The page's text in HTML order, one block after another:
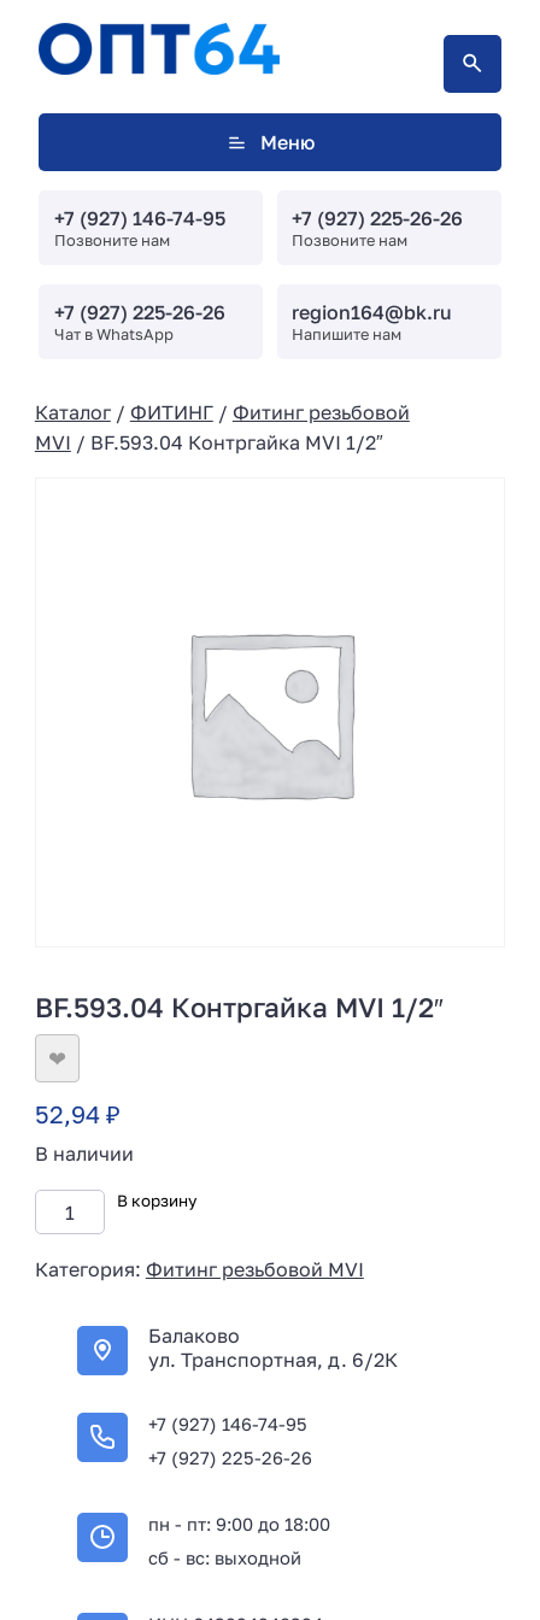
Меню
+7 (927) 146-74-95
Позвоните нам
+7 (927) 225-26-26
Позвоните нам
+7 (927) 225-26-26
Чат в WhatsApp
region164@bk.ru
Напишите нам
Каталог/ ФИТИНГ/ Фитинг резьбовой
MVI / BF.593.04 Контргайка MVI 1/2″
BF.593.04 Контргайка MVI 1/2″
❤
52,94 ₽
В наличии
В корзину
Категория: Фитинг резьбовой MVI
Балаково
ул. Транспортная, д. 6/2К
+7 (927) 146-74-95
+7 (927) 225-26-26
пн - пт: 9:00 до 18:00
сб - вс: выходной